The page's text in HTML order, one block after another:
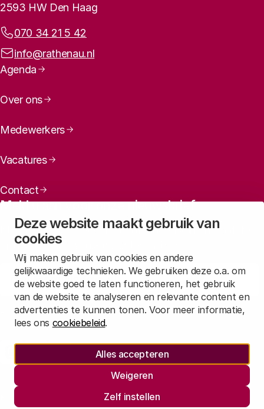
Deze website maakt gebruik van
cookies
Wij maken gebruik van cookies en andere
gelijkwaardige technieken. We gebruiken deze o.a. om
de website goed te laten functioneren, het gebruik
van de website te analyseren en relevante content en
advertenties te kunnen tonen. Voor meer informatie,
lees ons cookiebeleid.
Alles accepteren
Weigeren
Zelf instellen
De zin van promoveren
Zes wetenschapsgebieden
2593 HW Den Haag
Telefoonnummer:
070 34 21 5 42
E-mailadres:
info@rathenau.nl
Paginanavigatie
Agenda
Over ons
Medewerkers
Vacatures
Contact
Meld u aan voor onze nieuwsbrief
Maandelijks een overzicht ontvangen van ons laatste
nieuws? Laat dan uw mailadres achter.
Aanmelden
Lees inonze privacyverklaringhoe wij deze gegevens verwerken.
Sociale media
Rathenau Mastodon
Rathenau LinkedIn
Rathenau Instagram
Juridische informatie
Responsible DisclosureInformatie opvragen